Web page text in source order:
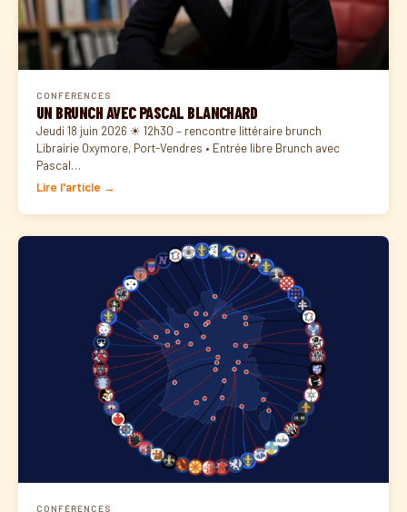
CONFÉRENCES
UN BRUNCH AVEC PASCAL BLANCHARD
Jeudi 18 juin 2026 ☀ 12h30 – rencontre littéraire brunch
Librairie Oxymore, Port-Vendres • Entrée libre Brunch avec
Pascal…
Lire l'article →
CONFÉRENCES